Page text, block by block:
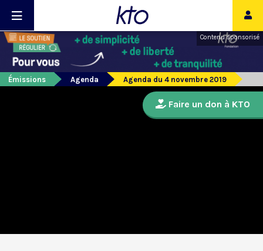
Contenu sponsorisé
Émissions Agenda Agenda du 4 novembre 2019
Faire un don à KTO